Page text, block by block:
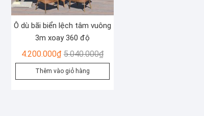
Ô dù bãi biển lệch tâm vuông
3m xoay 360 độ
5.040.000₫Giá
gốc
là:
4.200.000₫
Giá
hiện
tại
Thêm vào giỏ hàng